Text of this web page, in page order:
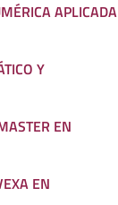
APLICADA
Y
EN
EN